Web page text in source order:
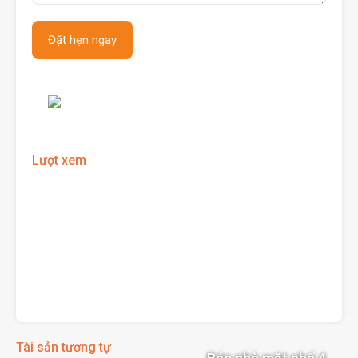
Lượt xem
Tài sản tương tự